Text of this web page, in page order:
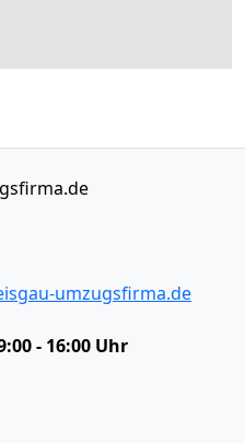
umzugsfirma.de
- 16:00 Uhr